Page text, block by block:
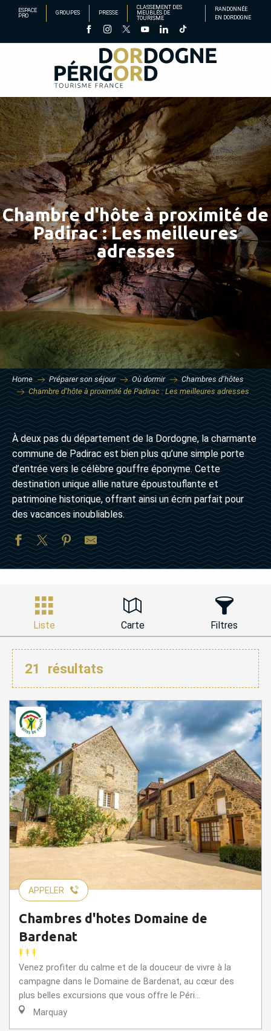
AllerESPACE
PRO
GROUPES PRESSE
CLASSEMENT DES
MEUBLÉS DE
TOURISME
RANDONNÉE
EN DORDOGNE
Chambre d'hôte à proximité de
Padirac : Les meilleures
adresses
Home Préparer son séjour Où dormir
Chambres d’hôtes
Chambre d’hôte à proximité de Padirac : Les meilleures adresses
À deux pas du département de la Dordogne, la charmante
commune de Padirac est bien plus qu’une simple porte
d’entrée vers le célèbre gouffre éponyme. Cette
destination unique allie nature époustouflante et
patrimoine historique, offrant ainsi un écrin parfait pour
des vacances inoubliables.
Liste Carte Filtres
21 résultats
APPELER
Chambres d'hotes Domaine de
Bardenat
Venez profiter du calme et de la douceur de vivre à la
campagne dans le Domaine de Bardenat, au cœur des
plus belles excursions que vous offre le Péri...
Marquay